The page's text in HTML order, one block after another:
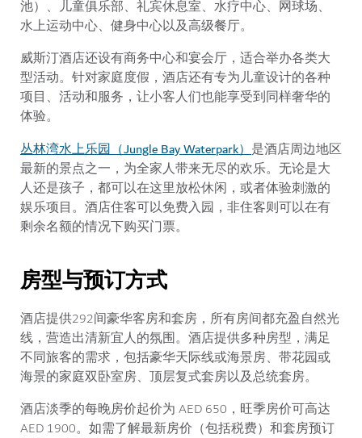
池）、儿童俱乐部、礼宾休息室、水疗中心、网球场、
水上运动中心、健身中心以及高级餐厅。
威斯汀酒店还设有商务中心和宴会厅，适合举办各类大
型活动。针对家庭度假，酒店还有专为儿童设计的各种
项目、活动和服务，让小客人们也能享受到同样奢华的
体验。
丛林湾水上乐园（Jungle Bay Waterpark）是酒店周边地区
最新的景点之一，为全家人带来无尽的欢乐。无论是大
人还是孩子，都可以在这里放松休闲，或者体验刺激的
娱乐项目。 酒店住客可以免费入园，非住客则可以在有
剩余名额的情况下购买门票。
房型与预订方式
酒店提供292间豪华客房和套房，所有房间都充盈自然光
线，营造出清新宜人的氛围。酒店提供多种房型，满足
不同旅客的需求，包括豪华天际线或海景房、带花园或
海景的家庭双卧室房、顶层复式套房以及总统套房。
酒店淡季的每晚房价起价为 AED 650，旺季房价可高达
AED 1900。如需了解最新房价（包括税费）和套房预订